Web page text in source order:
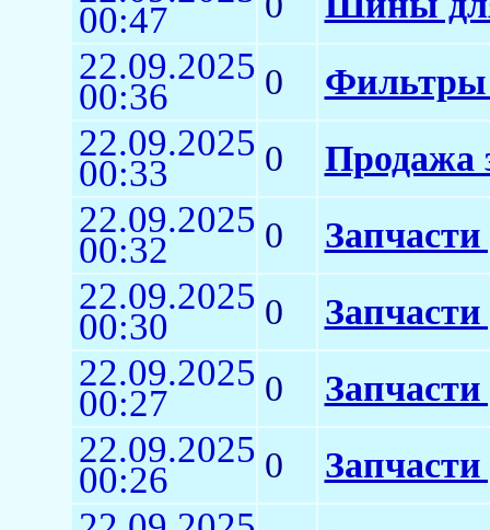
00:47
22.09.2025
00:36 0 Фильтры
22.09.2025
00:33 0 Продажа
22.09.2025
00:32 0
22.09.2025
00:30 0
22.09.2025
00:27 0 Запчасти
22.09.2025
00:26 0